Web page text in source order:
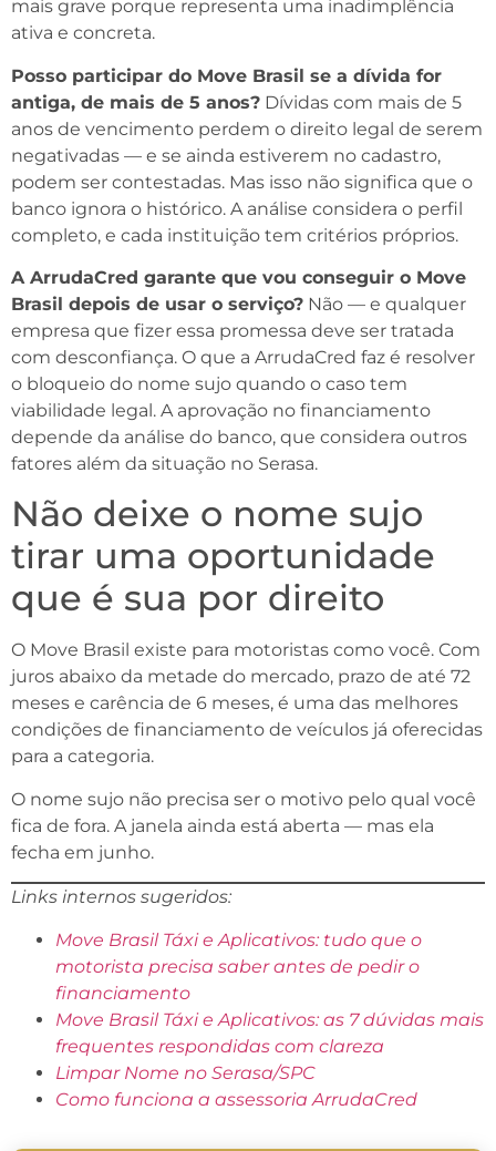
mais grave porque representa uma inadimplência
ativa e concreta.
Posso participar do Move Brasil se a dívida for
antiga, de mais de 5 anos? Dívidas com mais de 5
anos de vencimento perdem o direito legal de serem
negativadas — e se ainda estiverem no cadastro,
podem ser contestadas. Mas isso não significa que o
banco ignora o histórico. A análise considera o perfil
completo, e cada instituição tem critérios próprios.
A ArrudaCred garante que vou conseguir o Move
Brasil depois de usar o serviço? Não — e qualquer
empresa que fizer essa promessa deve ser tratada
com desconfiança. O que a ArrudaCred faz é resolver
o bloqueio do nome sujo quando o caso tem
viabilidade legal. A aprovação no financiamento
depende da análise do banco, que considera outros
fatores além da situação no Serasa.
Não deixe o nome sujo
tirar uma oportunidade
que é sua por direito
O Move Brasil existe para motoristas como você. Com
juros abaixo da metade do mercado, prazo de até 72
meses e carência de 6 meses, é uma das melhores
condições de financiamento de veículos já oferecidas
para a categoria.
O nome sujo não precisa ser o motivo pelo qual você
fica de fora. A janela ainda está aberta — mas ela
fecha em junho.
Links internos sugeridos:
Move Brasil Táxi e Aplicativos: tudo que o
motorista precisa saber antes de pedir o
financiamento
Move Brasil Táxi e Aplicativos: as 7 dúvidas mais
frequentes respondidas com clareza
Limpar Nome no Serasa/SPC
Como funciona a assessoria ArrudaCred